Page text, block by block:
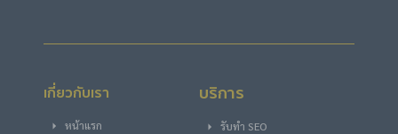
เกี่ยวกับเรา
หน้าแรก
บริการ
รับทำ SEO